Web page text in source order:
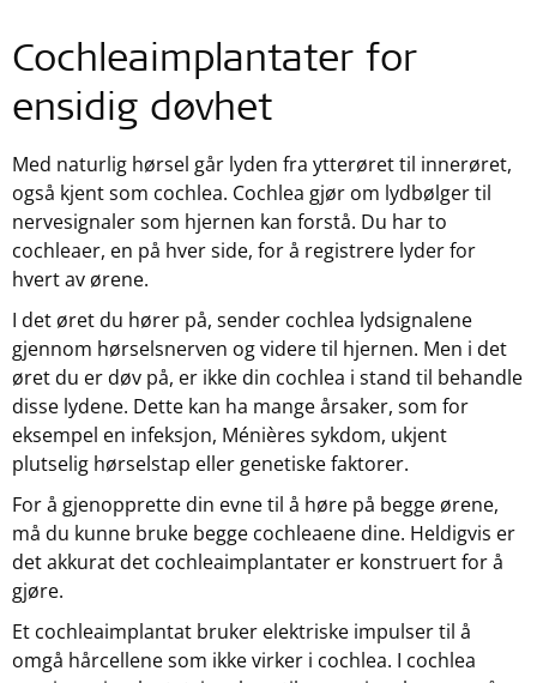
Cochleaimplantater for
ensidig døvhet
Med naturlig hørsel går lyden fra ytterøret til innerøret,
også kjent som cochlea. Cochlea gjør om lydbølger til
nervesignaler som hjernen kan forstå. Du har to
cochleaer, en på hver side, for å registrere lyder for
hvert av ørene.
I det øret du hører på, sender cochlea lydsignalene
gjennom hørselsnerven og videre til hjernen. Men i det
øret du er døv på, er ikke din cochlea i stand til behandle
disse lydene. Dette kan ha mange årsaker, som for
eksempel en infeksjon, Ménières sykdom, ukjent
plutselig hørselstap eller genetiske faktorer.
For å gjenopprette din evne til å høre på begge ørene,
må du kunne bruke begge cochleaene dine. Heldigvis er
det akkurat det cochleaimplantater er konstruert for å
gjøre.
Et cochleaimplantat bruker elektriske impulser til å
omgå hårcellene som ikke virker i cochlea. I cochlea